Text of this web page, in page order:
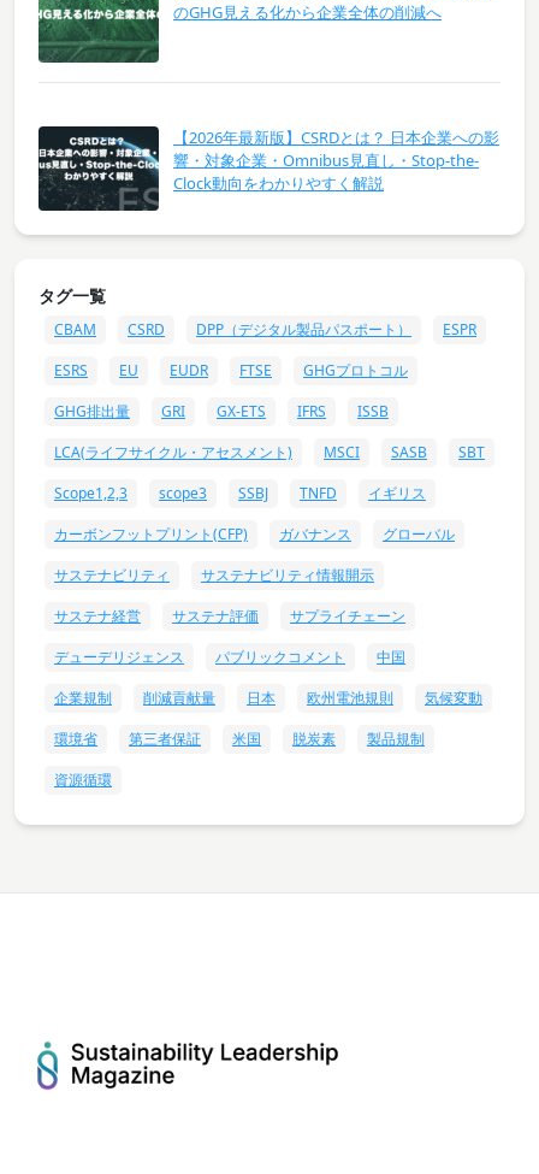
のGHG見える化から企業全体の削減へ
【2026年最新版】CSRDとは？ 日本企業への影
響・対象企業・Omnibus見直し・Stop-the-
Clock動向をわかりやすく解説
タグ一覧
CBAM CSRD DPP（デジタル製品パスポート）
ESPR
ESRS
EU EUDR FTSE
GHGプロトコル
GHG排出量
GRI GX-ETS IFRS
ISSB
LCA(ライフサイクル・アセスメント)
MSCI SASB
SBT
Scope1,2,3
scope3 SSBJ TNFD
イギリス
カーボンフットプリント(CFP)
ガバナンス
グローバル
サステナビリティ
サステナビリティ情報開示
サステナ経営
サステナ評価
サプライチェーン
デューデリジェンス
パブリックコメント
中国
企業規制
削減貢献量 日本 欧州電池規則
気候変動
環境省
第三者保証 米国 脱炭素
製品規制
資源循環